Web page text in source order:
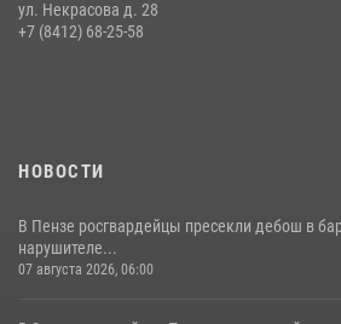
В Пензе сотрудники Росгвардии
ул. Некрасова д. 28
+7 (8412) 68-25-58
НОВОСТИ
В Пензе росгвардейцы пресекли дебош в
нарушителе...
07 августа 2026, 06:00